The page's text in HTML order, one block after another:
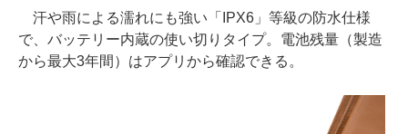
汗や雨による濡れにも強い「IPX6」等級の防水仕様
で、バッテリー内蔵の使い切りタイプ。電池残量（製造
から最大3年間）はアプリから確認できる。